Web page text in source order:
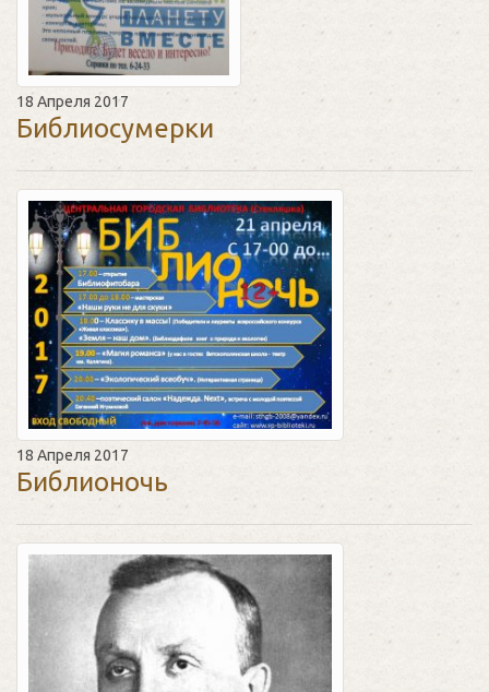
18 Апреля 2017
Библиосумерки
18 Апреля 2017
Библионочь